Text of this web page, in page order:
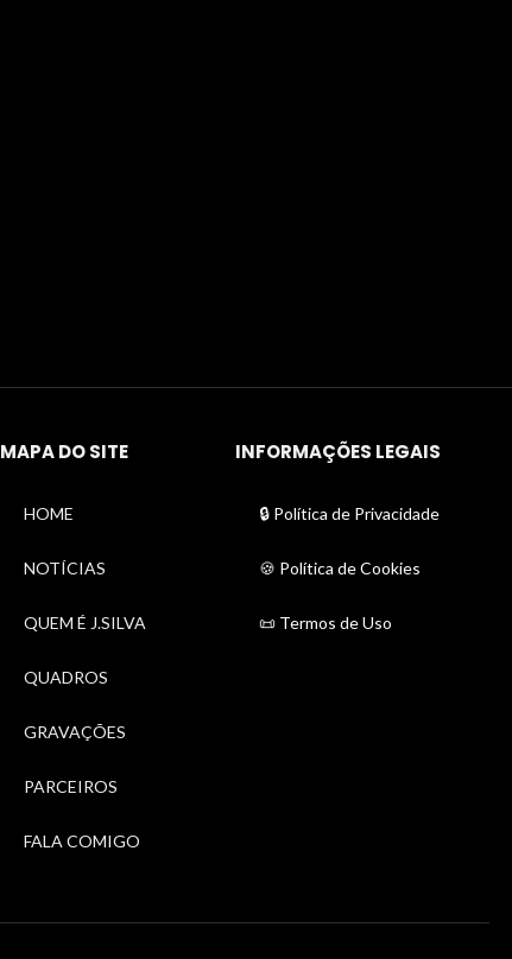
MAPA DO SITE
HOME
NOTÍCIAS
QUEM É J.SILVA
QUADROS
GRAVAÇÕES
PARCEIROS
FALA COMIGO
INFORMAÇÕES LEGAIS
🔒 Política de Privacidade
🍪 Política de Cookies
📜 Termos de Uso